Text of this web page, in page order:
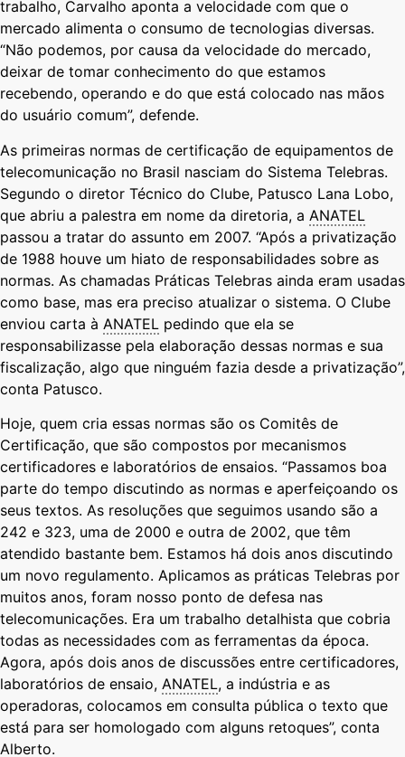
trabalho, Carvalho aponta a velocidade com que o
mercado alimenta o consumo de tecnologias diversas.
“Não podemos, por causa da velocidade do mercado,
deixar de tomar conhecimento do que estamos
recebendo, operando e do que está colocado nas mãos
do usuário comum”, defende.
As primeiras normas de certificação de equipamentos de
telecomunicação no Brasil nasciam do Sistema Telebras.
Segundo o diretor Técnico do Clube, Patusco Lana Lobo,
que abriu a palestra em nome da diretoria, a ANATEL
passou a tratar do assunto em 2007. “Após a privatização
de 1988 houve um hiato de responsabilidades sobre as
normas. As chamadas Práticas Telebras ainda eram usadas
como base, mas era preciso atualizar o sistema. O Clube
enviou carta à ANATEL pedindo que ela se
responsabilizasse pela elaboração dessas normas e sua
fiscalização, algo que ninguém fazia desde a privatização”,
conta Patusco.
Hoje, quem cria essas normas são os Comitês de
Certificação, que são compostos por mecanismos
certificadores e laboratórios de ensaios. “Passamos boa
parte do tempo discutindo as normas e aperfeiçoando os
seus textos. As resoluções que seguimos usando são a
242 e 323, uma de 2000 e outra de 2002, que têm
atendido bastante bem. Estamos há dois anos discutindo
um novo regulamento. Aplicamos as práticas Telebras por
muitos anos, foram nosso ponto de defesa nas
telecomunicações. Era um trabalho detalhista que cobria
todas as necessidades com as ferramentas da época.
Agora, após dois anos de discussões entre certificadores,
laboratórios de ensaio, ANATEL, a indústria e as
operadoras, colocamos em consulta pública o texto que
está para ser homologado com alguns retoques”, conta
Alberto.